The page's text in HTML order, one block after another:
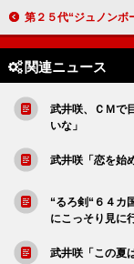
第２５代“ジュノンボーイ”に犬飼貴丈さん 歴代グ
関連ニュース
武井咲、ＣＭで
いな」
武井咲「恋を始
“るろ剣“６４カ
にこっそり見に
武井咲「この夏